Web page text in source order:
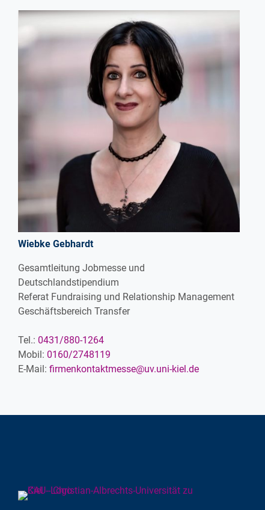
Wiebke Gebhardt
Gesamtleitung Jobmesse und
Deutschlandstipendium
Referat Fundraising und Relationship Management
Geschäftsbereich Transfer
Tel.: 0431/880-1264
Mobil: 0160/2748119
E-Mail: firmenkontaktmesse@uv.uni-kiel.de